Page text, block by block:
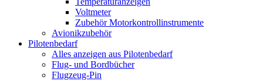
Voltmeter
Zubehör Motorkontrollinstrumente
Avionikzubehör
Pilotenbedarf
Alles anzeigen aus Pilotenbedarf
Flug- und Bordbücher
Flugzeug-Pin